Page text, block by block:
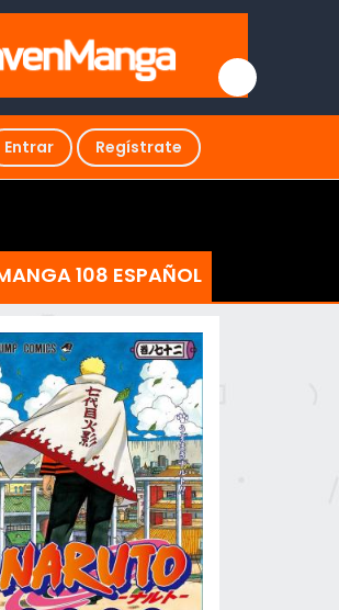
Entrar Regístrate
108 ESPAÑOL